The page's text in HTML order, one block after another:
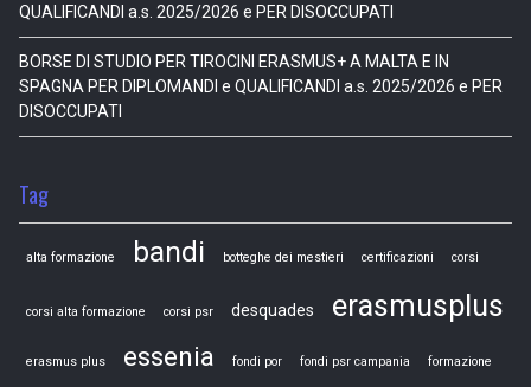
QUALIFICANDI a.s. 2025/2026 e PER DISOCCUPATI
BORSE DI STUDIO PER TIROCINI ERASMUS+ A MALTA E IN
SPAGNA PER DIPLOMANDI e QUALIFICANDI a.s. 2025/2026 e PER
DISOCCUPATI
Tag
alta formazione bandi botteghe dei mestieri certificazioni corsi
corsi alta formazione corsi psr desquades erasmusplus
erasmus plus essenia fondi por fondi psr campania formazione